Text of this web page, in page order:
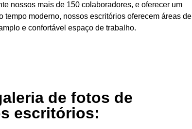
nossos mais de 150 colaboradores, e oferecer um
tempo moderno, nossos escritórios oferecem áreas de
e confortável espaço de trabalho.
de fotos de
escritórios: